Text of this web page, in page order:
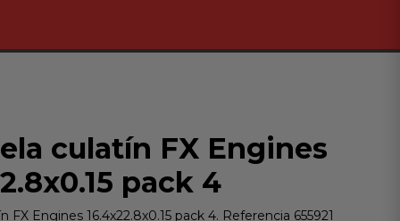
culatín FX Engines
pack 4
FX Engines 16.4x22.8x0.15 pack 4. Referencia 655921